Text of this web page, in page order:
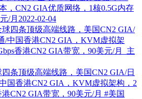
，CN2 GIA优质网络，1核0.5G内存
/月 2022-02-04
条顶级高端线路，美国CN2 GIA/日
国香港CN2 GIA，KVM虚拟架构，2
CN2 GIA带宽，90美元/月 #美国